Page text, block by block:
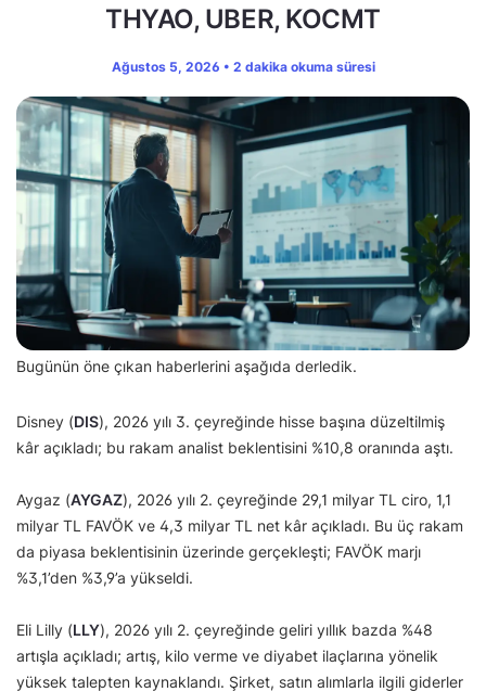
THYAO, UBER, KOCMT
Ağustos 5, 2026 • 2 dakika okuma süresi
Bugünün öne çıkan haberlerini aşağıda derledik.
Disney (DIS), 2026 yılı 3. çeyreğinde hisse başına düzeltilmiş
kâr açıkladı; bu rakam analist beklentisini %10,8 oranında aştı.
Aygaz (AYGAZ), 2026 yılı 2. çeyreğinde 29,1 milyar TL ciro, 1,1
milyar TL FAVÖK ve 4,3 milyar TL net kâr açıkladı. Bu üç rakam
da piyasa beklentisinin üzerinde gerçekleşti; FAVÖK marjı
%3,1’den %3,9’a yükseldi.
Eli Lilly (LLY), 2026 yılı 2. çeyreğinde geliri yıllık bazda %48
artışla açıkladı; artış, kilo verme ve diyabet ilaçlarına yönelik
yüksek talepten kaynaklandı. Şirket, satın alımlarla ilgili giderler